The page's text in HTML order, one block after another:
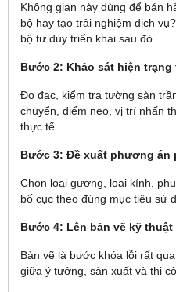
Không gian này dùng để bán
bộ hay tạo trải nghiệm dịch
bộ tư duy triển khai sau đó.
Bước 2: Khảo sát hiện trạng
Đo đạc, kiểm tra tường sàn
chuyển, điểm neo, vị trí nhấn
thực tế.
Bước 3: Đề xuất phương án
Chọn loại gương, loại kính,
bố cục theo đúng mục tiêu sử
Bước 4: Lên bản vẽ kỹ thuật
Bản vẽ là bước khóa lỗi rất
giữa ý tưởng, sản xuất và thi